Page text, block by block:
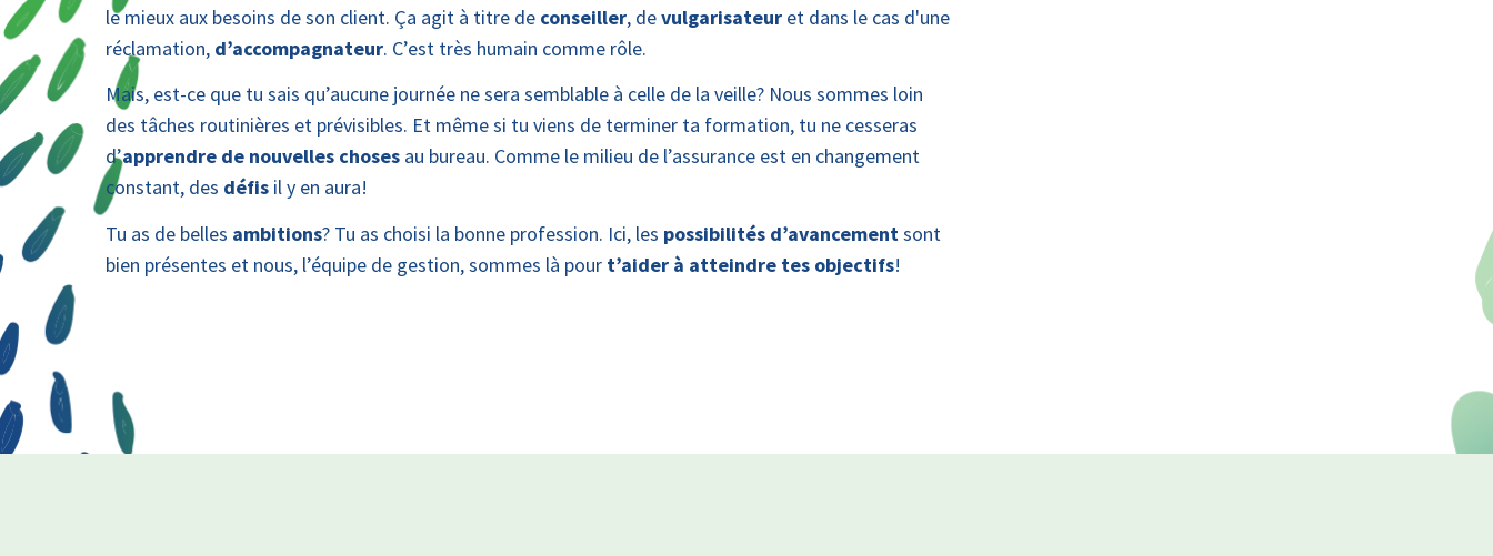
le mieux aux besoins de son client. Ça agit à titre de conseiller, devulgarisateur et dans le cas d'une
réclamation, d’accompagnateur. C’est très humain comme rôle.
Mais, est-ce que tu sais qu’aucune journée ne sera semblable à celle de la veille? Nous sommes loin
des tâches routinières et prévisibles. Et même si tu viens de terminer ta formation, tu ne cesseras
d’apprendre de nouvelles choses au bureau. Comme le milieu de l’assurance est en changement
constant, des défis il y en aura!
Tu as de belles ambitions? Tu as choisi la bonne profession. Ici, les possibilités d’avancement sont
bien présentes et nous, l’équipe de gestion, sommes là pour t’aider à atteindre tes objectifs!